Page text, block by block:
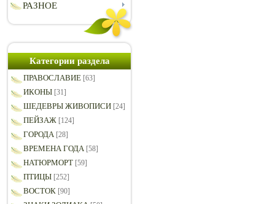
РАЗНОЕ
Категории раздела
ПРАВОСЛАВИЕ [63]
ИКОНЫ [31]
ШЕДЕВРЫ ЖИВОПИСИ [24]
ПЕЙЗАЖ [124]
ГОРОДА [28]
ВРЕМЕНА ГОДА [58]
НАТЮРМОРТ [59]
ПТИЦЫ [252]
ВОСТОК [90]